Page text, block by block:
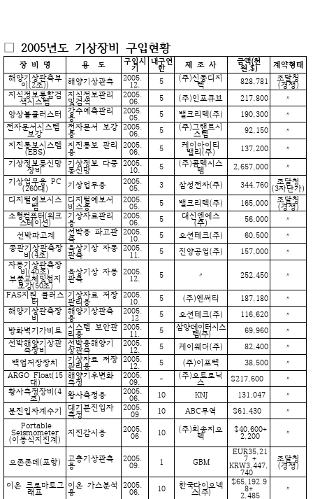
□ 2005년도 기상장비 구입현황
장 비 명 용 도 구입시
기
내구연
한 제 조 사 금액(천
원,$)
계약형태
해양기상관측부
이(2조)) 해양기상관측 2005.
12. 5 (주)신동디지
텍 828,781 조달청
(경쟁)
지식정보통합검
색시스템
지식정보관리
및검색
2005.
06. 5 (주)인포큐브 217,800
〃
앙상블클러스터
강수예측관리
용
2005.
05. 5 밸크리텍(주) 190,300
〃
전자문서시스템
보강
전자문서 보강
용
2005.
06. 5 (주)그랜트시
스템 92,150
〃
지진통보시스템
(EBS)
지진통보 관리
용
2005.
06. 5 케이아이티
밸리(주) 137,200
〃
기상정보통신망
장비
기상정보 다중
통신망
2005.
10. 5 (주)콤텍시스
템 2,657,000
〃
기상업무용 PC
(260대) 기상업무용 2005.
05. 3 삼성전자(주) 344,760 조달청
(3자단가)
디지털예보시스
템
디지털예보서
비스용
2005.
05. 5 밸크리텍(주) 165,000 조달청
(경쟁)
소형컴퓨터(워크
스테이션)
기상자료관리
용
2005.
06. 5 대신엔에스
(주) 56,000
〃
선박파고계
선박용 파고관
측
2005.
10. 5 오션테크(주) 60,500
〃
종관기상관측장
비(4조)
육상기상 자동
관측
2005.
11. 5 진양공업(주) 157,000
〃
자동기상관측장
비(40조)
부품교체및접지
보강(50조)
육상기상 자동
관측
2005.
12. 5 〃 252,450 〃
FAS지원 클러스
터
기상자료 저장
관리용
2005.
10. 5 (주)엔써티 187,180
〃
해양기상관측장
비
해양기상관측
용
2005.
12 5 오션테크(주) 116,620
〃
방화벽기가비트
시스템 보안관
리용
2005.
11. 5 삼양데이터시스
템(주) 69,960
〃
선박해양기상관
측장비
선박용해양기
상관측
2005.
12. 5 케이웨더(주) 82,400
〃
백업저장장치
기상자료 저장
관리용
2005.
12. 5 (주)이포텍 38,500
〃
ARGO Float(15
대)
해양기후변화
측정
2005.
09. - (주)오트로닉
스 $217,600
〃
황사측정장비(4
조) 황사측정용 2005.
06. 10 KNJ 131,047
〃
분진입자계수기
대기분진입자
측정
2005.
09 10 ABC무역 $61,430
〃
Portable
Seismometer
(이동식지진계)
지진감시용 2005.
06 10 (주)희송지오
텍
$40,600+
2,200 〃
오존존데(포항) 고층기상관측
용
2005.
09. 1 GBM
EUR35,21
7 +
KRW3,447,
740
조달청
(경쟁)
이온 크로마토그
래프
이온 가스분석
용
2005.
06. 10 한국다이오넥
스(주)
$65,192.9
8+
2,485
〃